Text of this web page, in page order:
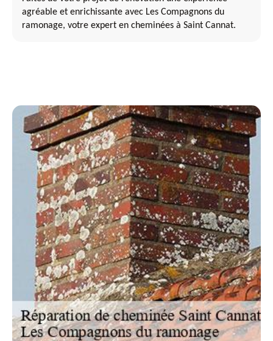
agréable et enrichissante avec Les Compagnons du
ramonage, votre expert en cheminées à Saint Cannat.